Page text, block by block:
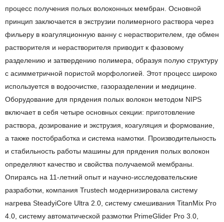
процесс получения полых волоконных мембран. Основной
принцип заключается в экструзии полимерного раствора через
фильеру в коагуляционную ванну с нерастворителем, где обмен
растворителя и нерастворителя приводит к фазовому
разделению и затвердению полимера, образуя полую структуру
с асимметричной пористой морфологией. Этот процесс широко
используется в водоочистке, газоразделении и медицине.
Оборудование для прядения полых волокон методом NIPS
включает в себя четыре основных секции: приготовление
раствора, дозирование и экструзия, коагуляция и формование,
а также постобработка и система намотки. Производительность
и стабильность работы машины для прядения полых волокон
определяют качество и свойства получаемой мембраны.
Опираясь на 11-летний опыт и научно-исследовательские
разработки, компания Trustech модернизировала систему
нагрева SteadyiCore Ultra 2.0, систему смешивания TitanMix Pro
4.0, систему автоматической размотки PrimeGlider Pro 3.0,